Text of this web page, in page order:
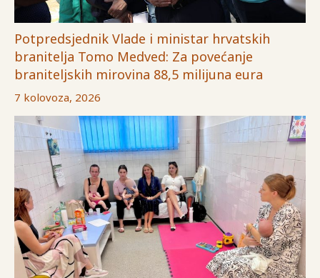
Potpredsjednik Vlade i ministar hrvatskih
branitelja Tomo Medved: Za povećanje
braniteljskih mirovina 88,5 milijuna eura
7 kolovoza, 2026